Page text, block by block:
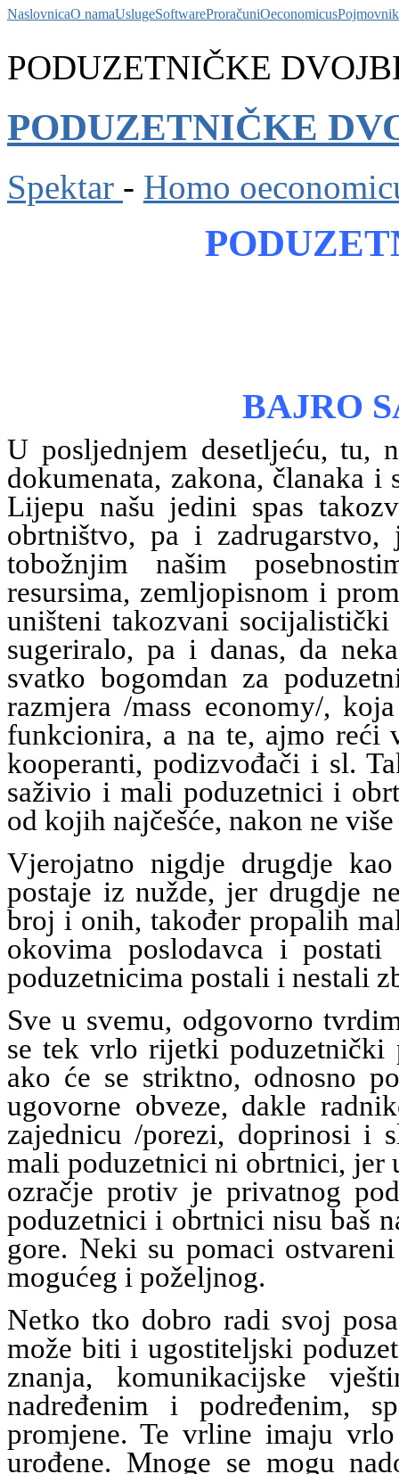
NaslovnicaO namaUslugeSoftwareProračuniOeconomicusPojmovnik
PODUZETNIČKE
PODUZETNIČKE
Spektar - Homo
BAJRO
U posljednjem desetljeću, tu,
dokumenata, zakona, članaka
Lijepu našu jedini spas
obrtništvo, pa i
tobožnjim našim
resursima, zemljopisnom i
uništeni takozvani
sugeriralo, pa i danas, da
svatko bogomdan za
razmjera /mass economy/,
funkcionira, a na te, ajmo reći
kooperanti, podizvođači i sl.
saživio i mali poduzetnici i
od kojih najčešće, nakon ne
Vjerojatno nigdje drugdje
postaje iz nužde, jer drugdje
broj i onih, također propalih
okovima poslodavca i
poduzetnicima postali i nestali
Sve u svemu, odgovorno
se tek vrlo rijetki poduzetnički
ako će se striktno, odnosno
ugovorne obveze, dakle
zajednicu /porezi, doprinosi i
mali poduzetnici ni obrtnici, jer
ozračje protiv je privatnog
poduzetnici i obrtnici nisu baš
gore. Neki su pomaci
mogućeg i poželjnog.
Netko tko dobro radi svoj
može biti i ugostiteljski
znanja, komunikacijske
nadređenim i podređenim,
promjene. Te vrline imaju
urođene. Mnoge se mogu